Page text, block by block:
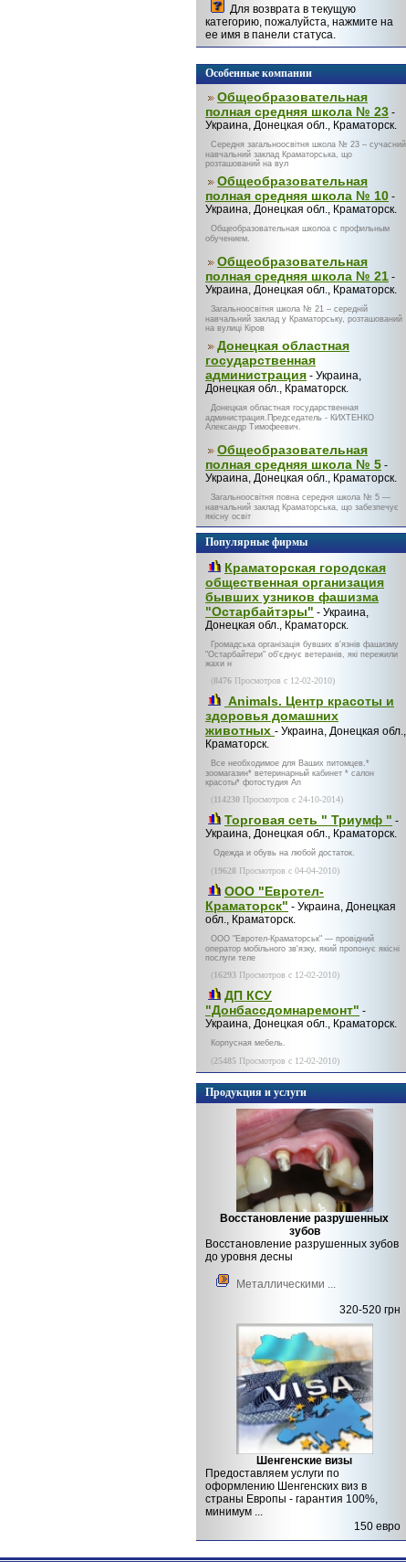
Для возврата в текущую
категорию, пожалуйста, нажмите на
ее имя в панели статуса.
Особенные компании
Общеобразовательная
полная средняя школа № 23 -
Украина, Донецкая обл., Краматорск.
Середня загальноосвітня школа № 23 – сучасний
навчальний заклад Краматорська, що
розташований на вул
Общеобразовательная
полная средняя школа № 10 -
Украина, Донецкая обл., Краматорск.
Общеобразовательная школоа с профильным
обучением.
Общеобразовательная
полная средняя школа № 21 -
Украина, Донецкая обл., Краматорск.
Загальноосвітня школа № 21 – середній
навчальний заклад у Краматорську, розташований
на вулиці Кіров
Донецкая областная
государственная
администрация - Украина,
Донецкая обл., Краматорск.
Донецкая областная государственная
администрация.Председатель - КИХТЕНКО
Александр Тимофеевич.
Общеобразовательная
полная средняя школа № 5 -
Украина, Донецкая обл., Краматорск.
Загальноосвітня повна середня школа № 5 —
навчальний заклад Краматорська, що забезпечує
якісну освіт
Популярные фирмы
Краматорская городская
общественная организация
бывших узников фашизма
"Остарбайтэры" - Украина,
Донецкая обл., Краматорск.
Громадська організація бувших в'язнів фашизму
"Остарбайтери" об'єднує ветеранів, які пережили
жахи н
(8476 Просмотров с 12-02-2010)
Animals. Центр красоты и
здоровья домашних
животных - Украина, Донецкая обл.,
Краматорск.
Все необходимое для Ваших питомцев.*
зоомагазин* ветеринарный кабинет * салон
красоты* фотостудия An
(114230 Просмотров с 24-10-2014)
Торговая сеть " Триумф " -
Украина, Донецкая обл., Краматорск.
Одежда и обувь на любой достаток.
(19628 Просмотров с 04-04-2010)
ООО "Евротел-
Краматорск" - Украина, Донецкая
обл., Краматорск.
ООО "Евротел-Краматорськ" — провідний
оператор мобільного зв'язку, який пропонує якісні
послуги теле
(16293 Просмотров с 12-02-2010)
ДП КСУ
"Донбассдомнаремонт" -
Украина, Донецкая обл., Краматорск.
Корпусная мебель.
(25485 Просмотров с 12-02-2010)
Продукция и услуги
Восстановление разрушенных
зубов
Восстановление разрушенных зубов
до уровня десны
Металлическими ...
320-520 грн
Шенгенские визы
Предоставляем услуги по
оформлению Шенгенских виз в
страны Европы - гарантия 100%,
минимум ...
150 евро